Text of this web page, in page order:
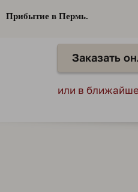
Прибытие в Пермь.
Заказать
или в